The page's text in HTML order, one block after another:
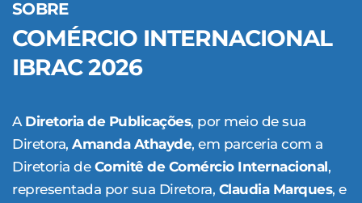
SOBRE
COMÉRCIO INTERNACIONAL
IBRAC 2026
A Diretoria de Publicações, por meio de sua
Diretora, Amanda Athayde, em parceria com a
Diretoria de Comitê de Comércio Internacional,
representada por sua Diretora, Claudia Marques, e